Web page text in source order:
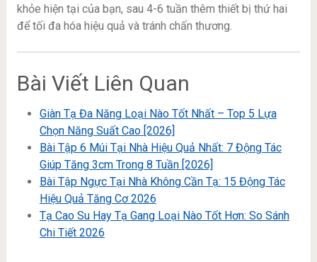
khỏe hiện tại của bạn, sau 4-6 tuần thêm thiết bị thứ hai
để tối đa hóa hiệu quả và tránh chấn thương.
Bài Viết Liên Quan
Giàn Tạ Đa Năng Loại Nào Tốt Nhất – Top 5 Lựa
Chọn Năng Suất Cao [2026]
Bài Tập 6 Múi Tại Nhà Hiệu Quả Nhất: 7 Động Tác
Giúp Tăng 3cm Trong 8 Tuần [2026]
Bài Tập Ngực Tại Nhà Không Cần Tạ: 15 Động Tác
Hiệu Quả Tăng Cơ 2026
Tạ Cao Su Hay Tạ Gang Loại Nào Tốt Hơn: So Sánh
Chi Tiết 2026